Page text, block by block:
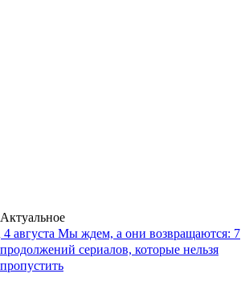
Актуальное
4 августа Мы ждем, а они возвращаются: 7
продолжений сериалов, которые нельзя
пропустить